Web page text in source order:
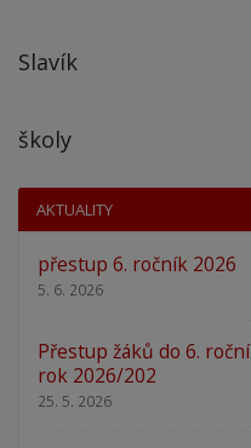
Slavík
školy
AKTUALITY
přestup 6. ročník 2026
5. 6. 2026
Přestup žáků do 6.
rok 2026/202
25. 5. 2026